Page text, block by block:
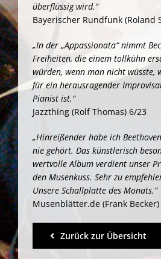
überflüssig wird.“
Bayerischer Rundfunk (Roland
„In der „Appassionata“ nimmt
Freiheiten, die einem tollkühn
würden, wenn man nicht wüsste,
für ein herausragender
Pianist ist.“
Jazzthing (Rolf Thomas) 6/23
„Hinreißender habe ich
nie gehört. Das künstlerisch
wertvolle Album verdient unser
den Musenkuss. Sehr zu
Unsere Schallplatte des Monats.“
Musenblätter.de (Frank
Zurück zur Übersicht